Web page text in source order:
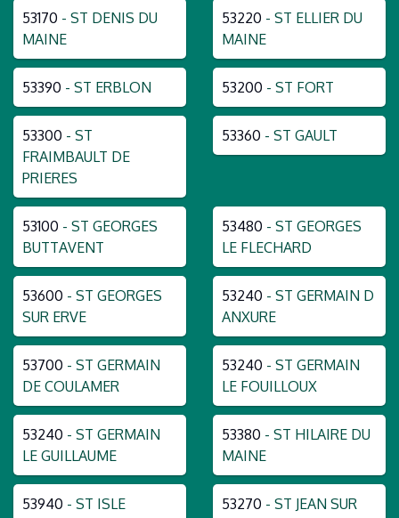
53170 - ST DENIS DU
MAINE
53220 - ST ELLIER DU
MAINE
53390 - ST ERBLON 53200 - ST FORT
53300 - ST
FRAIMBAULT DE
PRIERES
53360 - ST GAULT
53100 - ST GEORGES
BUTTAVENT
53480 - ST GEORGES
LE FLECHARD
53600 - ST GEORGES
SUR ERVE
53240 - ST GERMAIN D
ANXURE
53700 - ST GERMAIN
DE COULAMER
53240 - ST GERMAIN
LE FOUILLOUX
53240 - ST GERMAIN
LE GUILLAUME
53380 - ST HILAIRE DU
MAINE
53940 - ST ISLE 53270 - ST JEAN SUR